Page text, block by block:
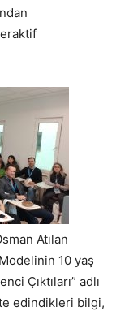
Atılan
10 yaş
Çıktıları” adlı
edindikleri bilgi,